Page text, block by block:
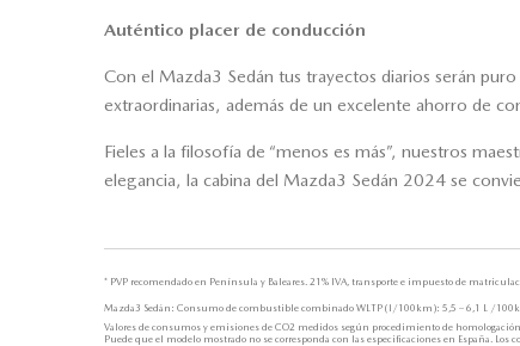
Auténtico placer de conducción
Con el Mazda3 Sedán tus trayectos diarios serán
extraordinarias, además de un excelente ahorro de
Fieles a la filosofía de “menos es más”, nuestros
elegancia, la cabina del Mazda3 Sedán 2024 se
* PVP recomendado en Península y Baleares. 21% IVA, transporte e impuesto de
Mazda3 Sedán: Consumo de combustible combinado WLTP (l/100km): 5,5 – 6,1 L /
Valores de consumos y emisiones de CO2 medidos según procedimiento de
Puede que el modelo mostrado no se corresponda con las especificaciones en España.